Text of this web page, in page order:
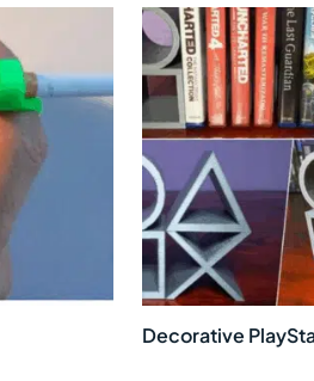
Decorative